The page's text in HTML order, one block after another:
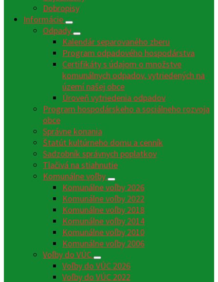
Dobropisy
Informácie
Odpady
Kalendár separovaného zberu
Program odpadového hospodárstva
Certifikáty s údajom o množstve
komunálnych odpadov, vytriedených na
území našej obce
Úroveň vytriedenia odpadov
Program hospodárskeho a sociálneho rozvoja
obce
Správne konania
Štatút kultúrneho domu a cenník
Sadzobník správnych poplatkov
Tlačivá na stiahnutie
Komunálne voľby
Komunálne voľby 2026
Komunálne voľby 2022
Komunálne voľby 2018
Komunálne voľby 2014
Komunálne voľby 2010
Komunálne voľby 2006
Voľby do VÚC
Voľby do VÚC 2026
Voľby do VÚC 2022